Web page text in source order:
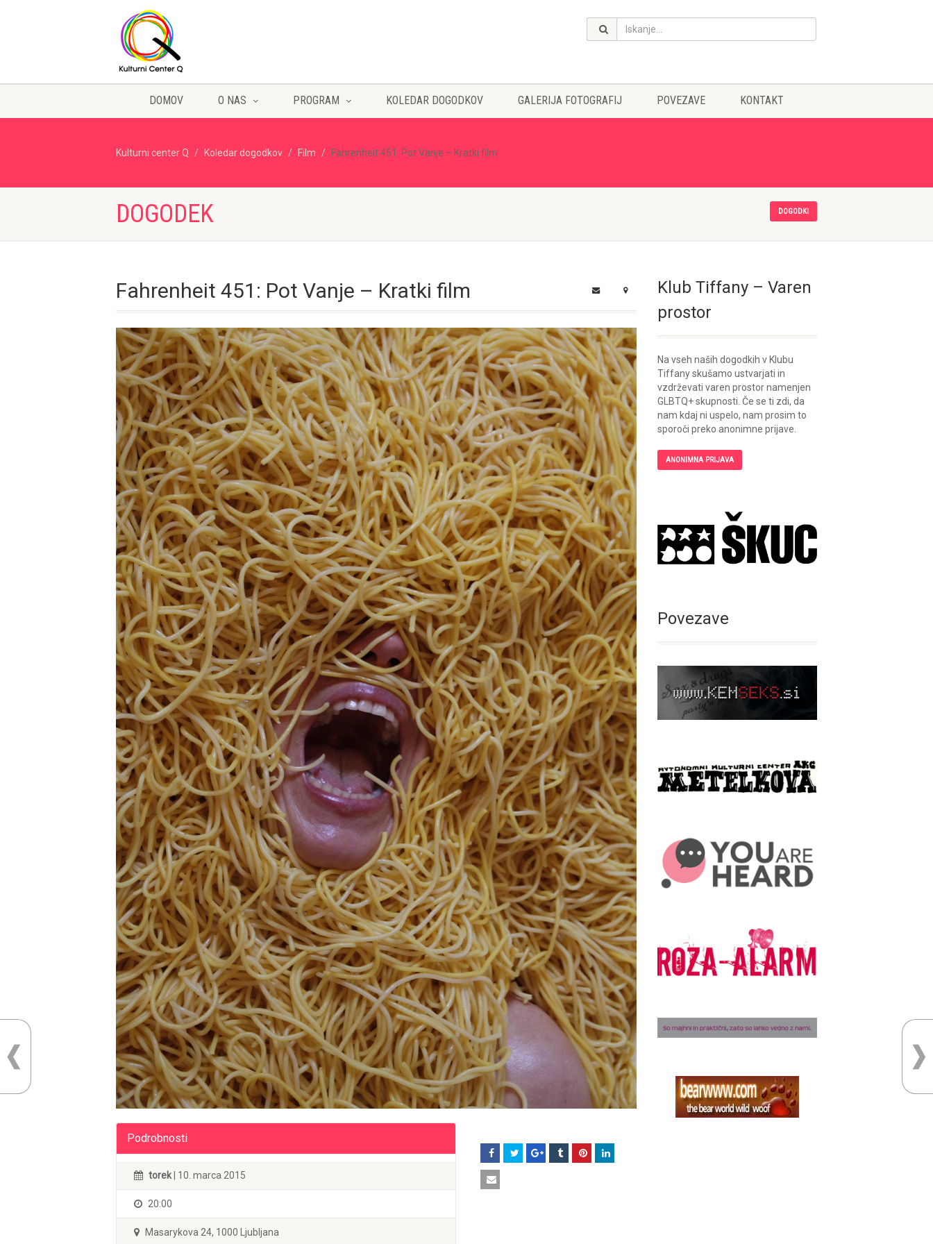
DOMOV O NAS PROGRAM KOLEDAR DOGODKOV GALERIJA FOTOGRAFIJ POVEZAVE KONTAKT
Kulturni center Q Koledar dogodkov Film Fahrenheit 451: Pot Vanje – Kratki film
DOGODEK DOGODKI
Fahrenheit 451: Pot Vanje – Kratki film
Podrobnosti
torek| 10. marca 2015
20:00
Masarykova 24, 1000 Ljubljana
Klub Tiffany – Varen
prostor
Na vseh naših dogodkih v Klubu
Tiffany skušamo ustvarjati in
vzdrževati varen prostor namenjen
GLBTQ+ skupnosti. Če se ti zdi, da
nam kdaj ni uspelo, nam prosim to
sporoči preko anonimne prijave.
ANONIMNA PRIJAVA
Povezave